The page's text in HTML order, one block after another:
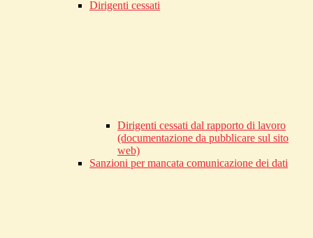
Dirigenti cessati
Dirigenti cessati dal rapporto di lavoro
(documentazione da pubblicare sul sito
web)
Sanzioni per mancata comunicazione dei dati